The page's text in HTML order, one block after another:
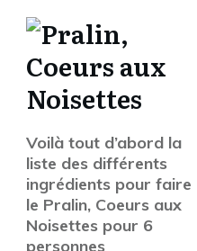
Voilà tout d’abord la
liste des différents
ingrédients pour faire
le Pralin, Coeurs aux
Noisettes pour 6
personnes